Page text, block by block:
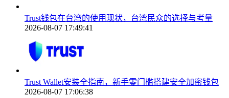
Trust钱包在台湾的使用现状，台湾民众的选择与考量
2026-08-07 17:49:41
Trust Wallet安装全指南，新手零门槛搭建安全加密钱包
2026-08-07 17:06:38